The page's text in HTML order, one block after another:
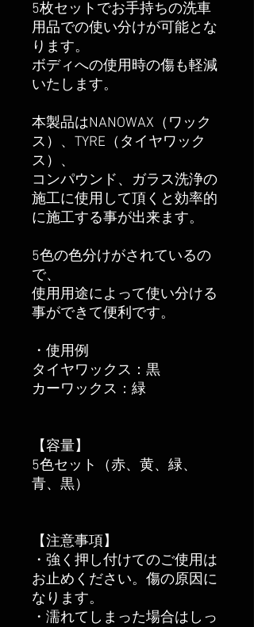
5枚セットでお手持ちの洗車
用品での使い分けが可能とな
ります。
ボディへの使用時の傷も軽減
いたします。
本製品はNANOWAX（ワック
ス）、TYRE（タイヤワック
ス）、
コンパウンド、ガラス洗浄の
施工に使用して頂くと効率的
に施工する事が出来ます。
5色の色分けがされているの
で、
使用用途によって使い分ける
事ができて便利です。
・使用例
タイヤワックス：黒
カーワックス：緑
【容量】
5色セット（赤、黄、緑、
青、黒）
【注意事項】
・強く押し付けてのご使用は
お止めください。傷の原因に
なります。
・濡れてしまった場合はしっ